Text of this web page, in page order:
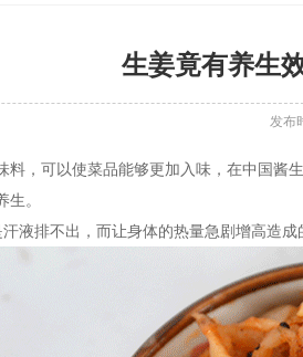
生姜竟有养生
发布
料，可以使菜品能够更加入味，在中国酱
。
排不出，而让身体的热量急剧增高造成